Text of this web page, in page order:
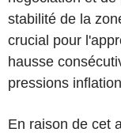
stabilité de la
crucial pour
hausse
pressions
En raison de cet